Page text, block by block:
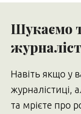
Шукаємо
Навіть якщо у
журналістиці,
та мрієте про